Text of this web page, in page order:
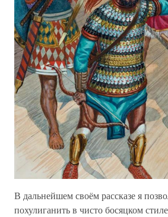
В дальнейшем своём рассказе я
похулиганить в чисто босяцком